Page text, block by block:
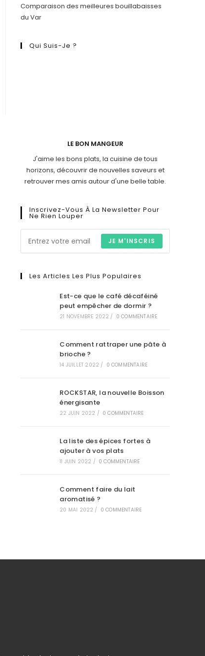
Comparaison des meilleures bouillabaisses
du Var
Qui Suis-Je ?
LE BON MANGEUR
J'aime les bons plats, la cuisine de tous
horizons, découvrir de nouvelles saveurs et
retrouver mes amis autour d'une belle table.
Inscrivez-Vous À La Newsletter Pour
Ne Rien Louper
JE M'INSCRIS
Les Articles Les Plus Populaires
Est-ce que le café décaféiné
peut empêcher de dormir ?
21 NOVEMBRE 2022 / 0 COMMENTAIRE
Comment rattraper une pâte à
brioche ?
14 JUILLET 2022 / 0 COMMENTAIRE
ROCKSTAR, la nouvelle Boisson
énergisante
22 JUIN 2022 / 0 COMMENTAIRE
La liste des épices fortes à
ajouter à vos plats
11 JUIN 2022 / 0 COMMENTAIRE
Comment faire du lait
aromatisé ?
20 MAI 2022 / 0 COMMENTAIRE